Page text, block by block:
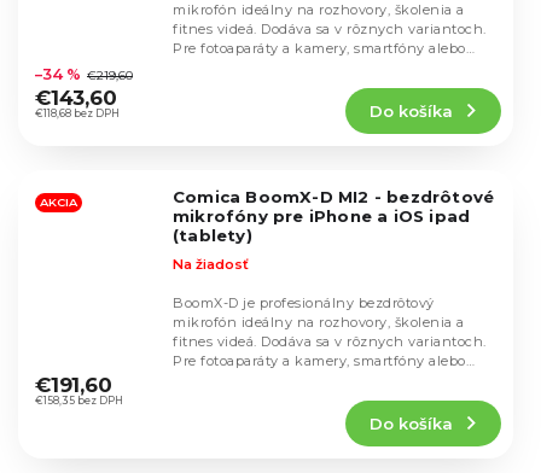
hodnotenie
produktu
je
hviezdičiek.
€118,68 bez DPH
–34 % €219,60
€143,60
Do košíka
mikrofón ideálny na rozhovory, školenia a
fitnes videá. Dodáva sa v rôznych variantoch.
Pre fotoaparáty a kamery, smartfóny alebo
AKCIA
Comica BoomX-D MI2 - bezdrôtové
mikrofóny pre iPhone a iOS ipad
(tablety)
hodnotenie
produktu
Na žiadosť
€158,35 bez DPH
€191,60
Do košíka
BoomX-D je profesionálny bezdrôtový
mikrofón ideálny na rozhovory, školenia a
fitnes videá. Dodáva sa v rôznych variantoch.
Pre fotoaparáty a kamery, smartfóny alebo